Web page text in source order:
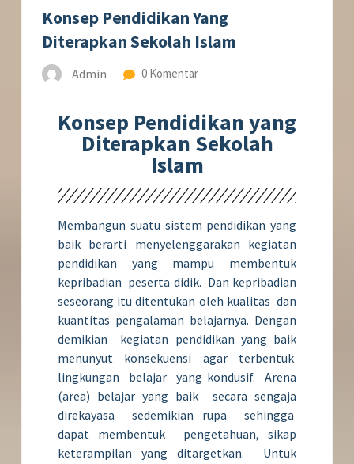
Konsep Pendidikan Yang
Diterapkan Sekolah Islam
Admin 0 Komentar
Konsep Pendidikan yang
Diterapkan Sekolah
Islam
Membangun suatu sistem pendidikan yang
baik berarti menyelenggarakan kegiatan
pendidikan yang mampu membentuk
kepribadian peserta didik. Dan kepribadian
seseorang itu ditentukan oleh kualitas dan
kuantitas pengalaman belajarnya. Dengan
demikian kegiatan pendidikan yang baik
menunyut konsekuensi agar terbentuk
lingkungan belajar yang kondusif. Arena
(area) belajar yang baik secara sengaja
direkayasa sedemikian rupa sehingga
dapat membentuk pengetahuan, sikap
keterampilan yang ditargetkan. Untuk